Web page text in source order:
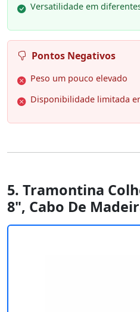
Versatilidade em
Pontos Negativos
Peso um pouco elevado
Disponibilidade limitada
5. Tramontina
8", Cabo De